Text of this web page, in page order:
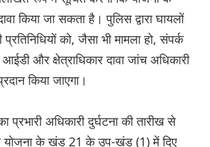
किया जा सकता है। पुलिस द्वारा घायलों
को, जैसा भी मामला हो, संपर्क
और क्षेत्राधिकार दावा जांच अधिकारी
किया जाएगा।
अधिकारी दुर्घटना की तारीख से
योजना के खंड 21 के उप-खंड (1) में दिए